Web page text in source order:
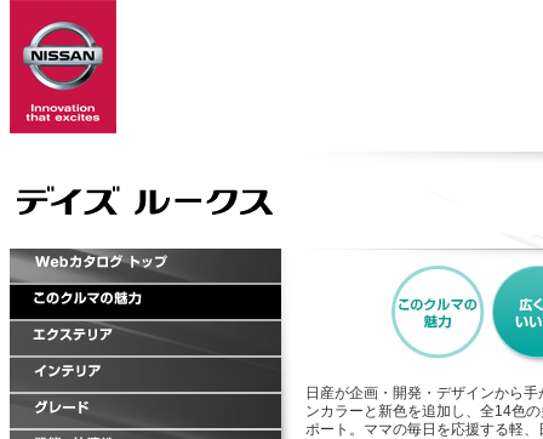
日産が企画・開発・デザインから
ンカラーと新色を追加し、全14色
ポート。ママの毎日を応援する軽